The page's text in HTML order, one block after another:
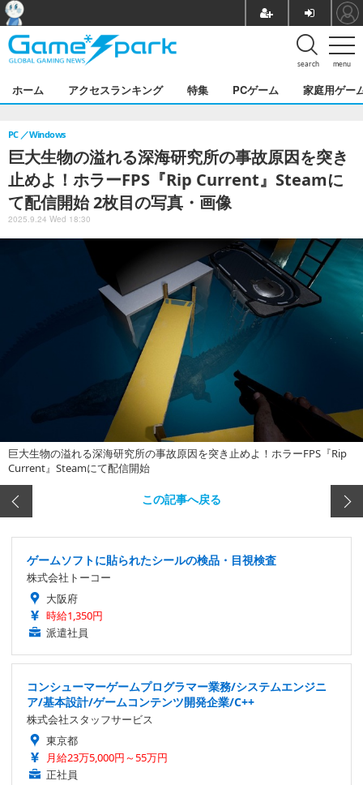
menu
search
ホーム アクセスランキング 特集 PCゲーム 家庭用ゲー
巨大生物の溢れる深海研究所の事故原因を突き
止めよ！ホラーFPS『Rip Current』Steamに
て配信開始 2枚目の写真・画像
PC Windows
2025.9.24 Wed 18:30
巨大生物の溢れる深海研究所の事故原因を突き止めよ！ホラーFPS『Rip
Current』Steamにて配信開始
この記事へ戻る
ゲームソフトに貼られたシールの検品・目視検査
株式会社トーコー
大阪府
時給1,350円
派遣社員
コンシューマーゲームプログラマー業務/システムエンジニ
ア/基本設計/ゲームコンテンツ開発企業/C++
株式会社スタッフサービス
東京都
月給23万5,000円～55万円
正社員